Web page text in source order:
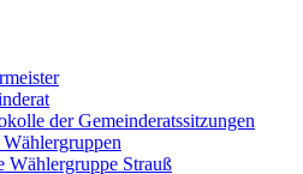
der Gemeinderatssitzungen
Wählergruppe Strauß